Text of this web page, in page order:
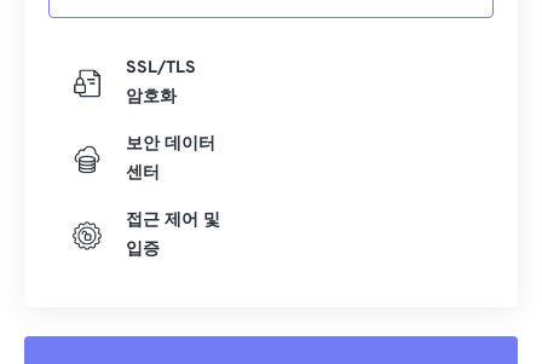
SSL/TLS
암호화
보안 데이터
센터
접근 제어 및
입증